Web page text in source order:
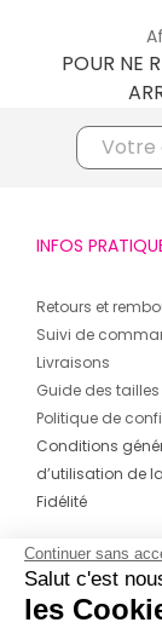
POUR NE
INFOS
Retours et
Suivi de
Livraisons
Guide des tailles
Politique de
Conditions
d’utilisation de
Fidélité
CONTACT
04 42 20 78
Continuer sans
Salut c'est
les